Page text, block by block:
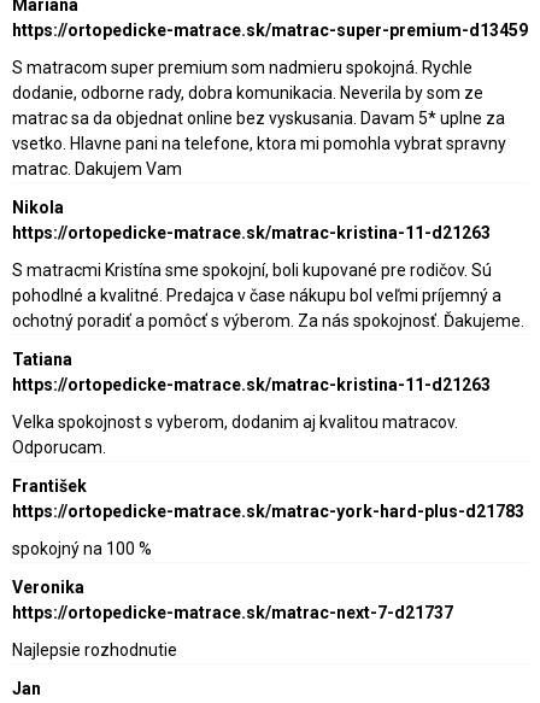
Mariana
https://ortopedicke-matrace.sk/matrac-super-premium-d13459
S matracom super premium som nadmieru spokojná. Rychle
dodanie, odborne rady, dobra komunikacia. Neverila by som ze
matrac sa da objednat online bez vyskusania. Davam 5* uplne za
vsetko. Hlavne pani na telefone, ktora mi pomohla vybrat spravny
matrac. Dakujem Vam
Nikola
https://ortopedicke-matrace.sk/matrac-kristina-11-d21263
S matracmi Kristína sme spokojní, boli kupované pre rodičov. Sú
pohodlné a kvalitné. Predajca v čase nákupu bol veľmi príjemný a
ochotný poradiť a pomôcť s výberom. Za nás spokojnosť. Ďakujeme.
Tatiana
https://ortopedicke-matrace.sk/matrac-kristina-11-d21263
Velka spokojnost s vyberom, dodanim aj kvalitou matracov.
Odporucam.
František
https://ortopedicke-matrace.sk/matrac-york-hard-plus-d21783
spokojný na 100 %
Veronika
https://ortopedicke-matrace.sk/matrac-next-7-d21737
Najlepsie rozhodnutie
Jan